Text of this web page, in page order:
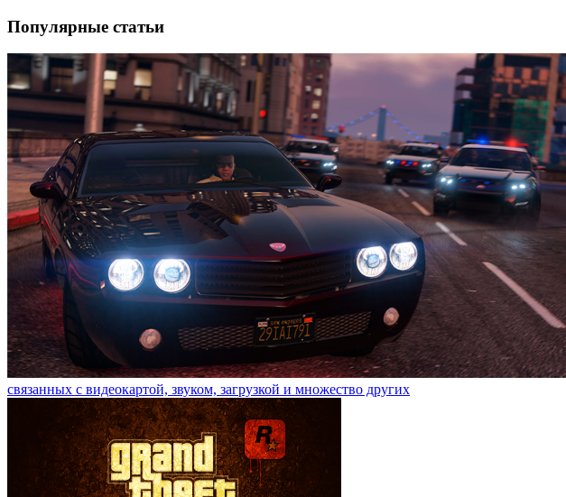
Популярные статьи
связанных с видеокартой, звуком, загрузкой и множество других